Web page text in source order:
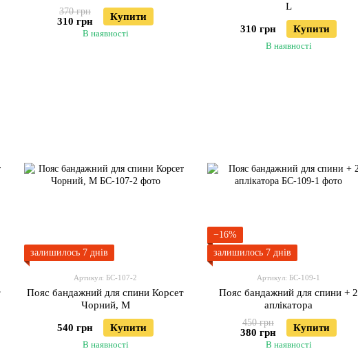
370 грн
310 грн Купити
В наявності
L
310 грн Купити
В наявності
залишилось 7 днів
Артикул: БС-107-2
Пояс бандажний для спини Корсет
Чорний, M
540 грн Купити
В наявності
−16%
залишилось 7 днів
Артикул: БС-109-1
Пояс бандажний для спини + 2
аплікатора
450 грн
380 грн Купити
В наявності